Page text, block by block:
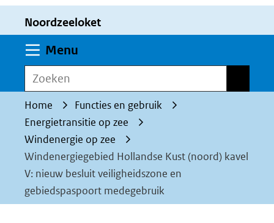
worden
toegestaan
geweigerd.
Noordzeeloket
Menu
Zoeken
Home
Functies en gebruik
Energietransitie op zee
Windenergie op zee
Windenergiegebied Hollandse Kust (noord) kavel
V: nieuw besluit veiligheidszone en
gebiedspaspoort medegebruik